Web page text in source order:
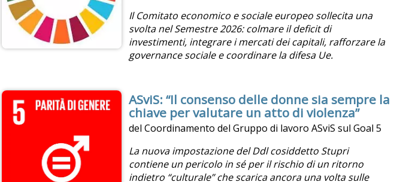
Il Comitato economico e sociale europeo sollecita una
svolta nel Semestre 2026: colmare il deficit di
investimenti, integrare i mercati dei capitali, rafforzare la
governance sociale e coordinare la difesa Ue.
ASviS: “Il consenso delle donne sia sempre la
chiave per valutare un atto di violenza”
del Coordinamento del Gruppo di lavoro ASviS sul Goal 5
La nuova impostazione del Ddl cosiddetto Stupri
contiene un pericolo in sé per il rischio di un ritorno
indietro “culturale” che scarica ancora una volta sulle